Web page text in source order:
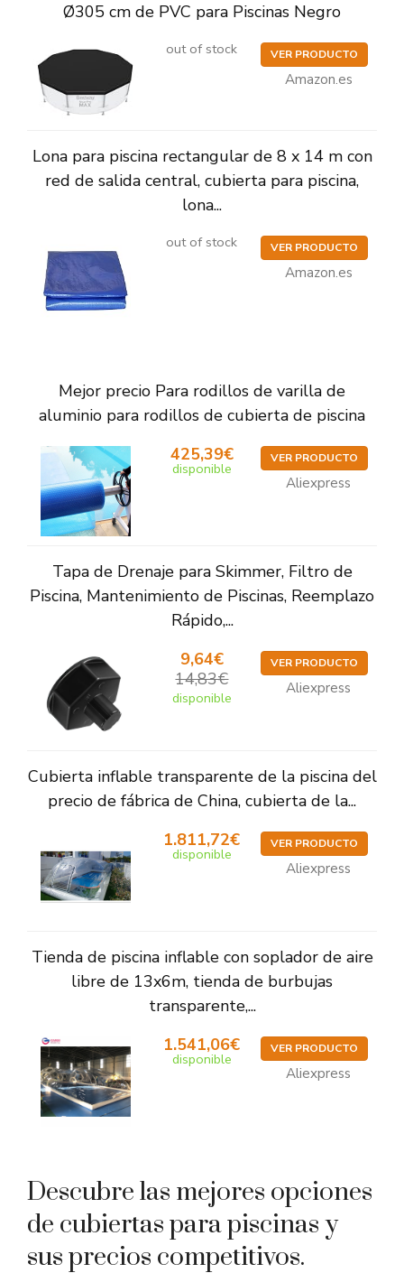
Ø305 cm de PVC para Piscinas Negro
out of stock VER PRODUCTO
Amazon.es
Lona para piscina rectangular de 8 x 14 m con
red de salida central, cubierta para piscina,
lona...
out of stock VER PRODUCTO
Amazon.es
Mejor precio Para rodillos de varilla de
aluminio para rodillos de cubierta de piscina
425,39€
disponible
VER PRODUCTO
Aliexpress
Tapa de Drenaje para Skimmer, Filtro de
Piscina, Mantenimiento de Piscinas, Reemplazo
Rápido,...
9,64€
14,83€
disponible
VER PRODUCTO
Aliexpress
Cubierta inflable transparente de la piscina del
precio de fábrica de China, cubierta de la...
1.811,72€
disponible
VER PRODUCTO
Aliexpress
Tienda de piscina inflable con soplador de aire
libre de 13x6m, tienda de burbujas
transparente,...
1.541,06€
disponible
VER PRODUCTO
Aliexpress
Descubre las mejores opciones
de cubiertas para piscinas y
sus precios competitivos.